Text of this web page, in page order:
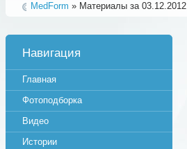
MedForm » Материалы за 03.12.2012
Навигация
Главная
Фотоподборка
Видео
Истории